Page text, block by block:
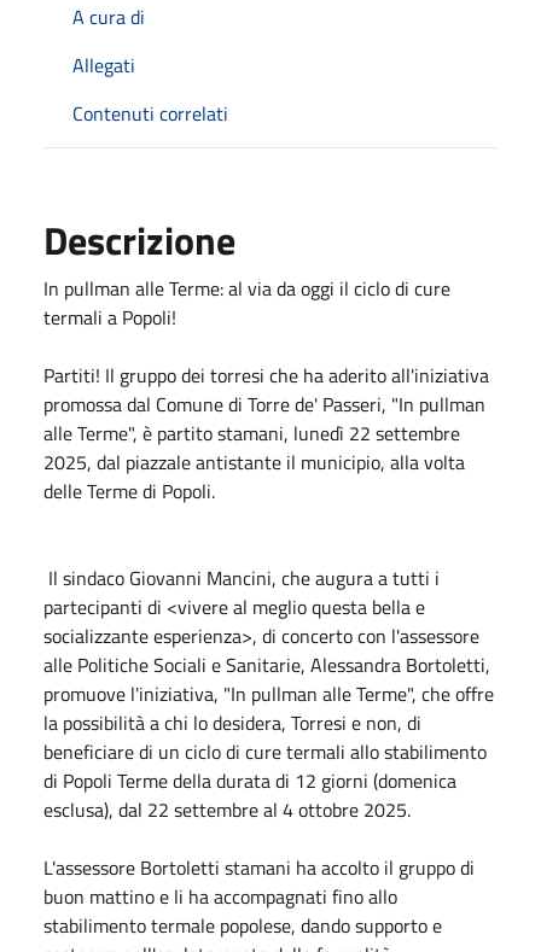
A cura di
Allegati
Contenuti correlati
Descrizione
In pullman alle Terme: al via da oggi il ciclo di cure
termali a Popoli!
Partiti! Il gruppo dei torresi che ha aderito all'iniziativa
promossa dal Comune di Torre de' Passeri, "In pullman
alle Terme", è partito stamani, lunedì 22 settembre
2025, dal piazzale antistante il municipio, alla volta
delle Terme di Popoli.
Il sindaco Giovanni Mancini, che augura a tutti i
partecipanti di <vivere al meglio questa bella e
socializzante esperienza>, di concerto con l'assessore
alle Politiche Sociali e Sanitarie, Alessandra Bortoletti,
promuove l'iniziativa, "In pullman alle Terme", che offre
la possibilità a chi lo desidera, Torresi e non, di
beneficiare di un ciclo di cure termali allo stabilimento
di Popoli Terme della durata di 12 giorni (domenica
esclusa), dal 22 settembre al 4 ottobre 2025.
L'assessore Bortoletti stamani ha accolto il gruppo di
buon mattino e li ha accompagnati fino allo
stabilimento termale popolese, dando supporto e